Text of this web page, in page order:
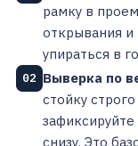
рамку в
открывания и
упираться в
02 Выверка по
стойку
снизу. Это